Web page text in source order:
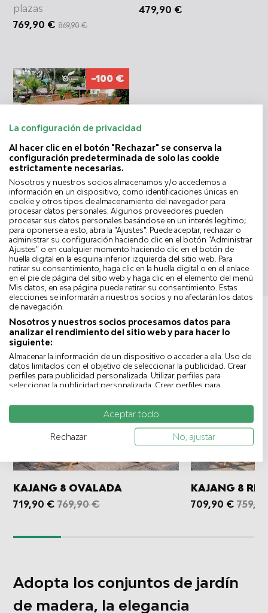
plazas
769,90 €PRECIO
869,90 €
479,90 €
-100 €
LUBOK 8 OVALADA
Conjunto de jardín
ovalado extensible de
teca aceitada 8 asientos
- capacidad 10 plazas
769,90 €PRECIO
HABITUAL
869,90 €
TAMBIÉN TE PUEDE
INTERESAR :
-100 €
KAJANG 8 OVALADA
719,90 €PRECIO
769,90 €
KAJANG 8
709,90 €
Adopta los conjuntos de jardín
de madera, la elegancia
La configuración de privacidad
Al hacer clic en el botón "Rechazar" se conserva la
configuración predeterminada de solo las cookie
estrictamente necesarias.
Nosotros y nuestros socios almacenamos y/o accedemos a
información en un dispositivo, como identificaciones únicas en
cookie y otros tipos de almacenamiento del navegador para
procesar datos personales. Algunos proveedores pueden
procesar sus datos personales basándose en un interés legítimo;
para oponerse a esto, abra la "Ajustes". Puede aceptar, rechazar o
administrar su configuración haciendo clic en el botón "Administrar
Ajustes" o en cualquier momento haciendo clic en el botón de
huella digital en la esquina inferior izquierda del sitio web. Para
retirar su consentimiento, haga clic en la huella digital o en el enlace
en el pie de página del sitio web y haga clic en el elemento del menú
Mis datos, en esa página puede retirar su consentimiento. Estas
elecciones se informarán a nuestros socios y no afectarán los datos
de navegación.
Nosotros y nuestros socios procesamos datos para
analizar el rendimiento del sitio web y para hacer lo
siguiente:
Almacenar la información de un dispositivo o acceder a ella. Uso de
datos limitados con el objetivo de seleccionar la publicidad. Crear
perfiles para publicidad personalizada. Utilizar perfiles para
seleccionar la publicidad personalizada. Crear perfiles para
contenido personalizado. Medir el rendimiento de la publicidad.
Medir el rendimiento del contenido. Comprender al público a
través de estadísticas o a través de la combinación de datos
procedentes de diferentes fuentes. Desarrollo y mejora de los
servicios. Uso de datos limitados con el objetivo de seleccionar el
Los datos pueden compartirse fuera de la Unión Europea y enviarse
a EE. UU.
Su consentimiento y la política cookie se aplican únicamente a este
sitio web/aplicación.
Ver lista de socios (1 Proveedores de IAB)
Fines de tratamiento del IAB:
Uso de datos limitados para seleccionar
anuncios básicos
Aceptar todo
Rechazar No, ajustar